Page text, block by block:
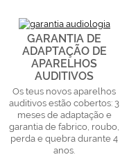
GARANTIA DE
ADAPTAÇÃO DE
APARELHOS
AUDITIVOS
Os teus novos aparelhos
auditivos estão cobertos: 3
meses de adaptação e
garantia de fabrico, roubo,
perda e quebra durante 4
anos.